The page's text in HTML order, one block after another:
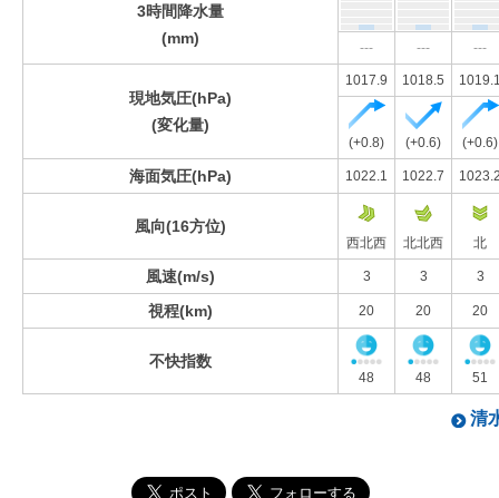
3時間降水量
(mm)
--- --- ---
現地気圧(hPa)
(変化量)
1017.9 1018.5
(+0.8) (+0.6) (+0.6)
海面気圧(hPa) 1022.1 1022.7
風向(16方位)
西北西 北北西 北
風速(m/s) 3 3 3
視程(km) 20 20 20
不快指数
48 48 51
清